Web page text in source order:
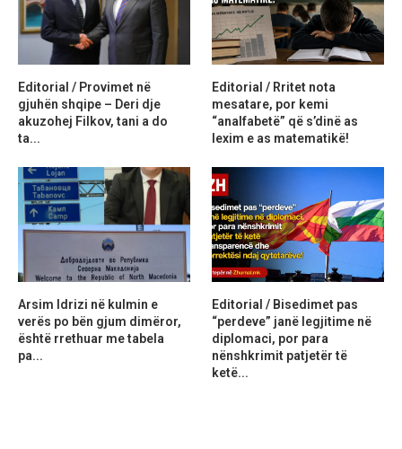
Editorial / Provimet në
gjuhën shqipe – Deri dje
akuzohej Filkov, tani a do
ta...
Editorial / Rritet nota
mesatare, por kemi
“analfabetë” që s’dinë as
lexim e as matematikë!
Arsim Idrizi në kulmin e
verës po bën gjum dimëror,
është rrethuar me tabela
pa...
Editorial / Bisedimet pas
“perdeve” janë legjitime në
diplomaci, por para
nënshkrimit patjetër të
ketë...